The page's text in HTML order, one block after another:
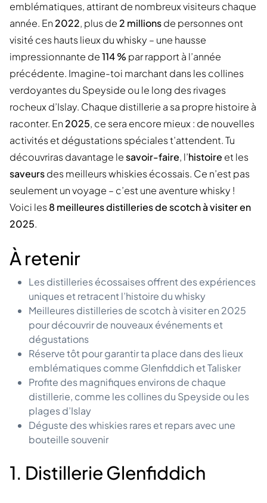
emblématiques, attirant de nombreux visiteurs chaque
année. En 2022, plus de 2 millionsde personnes ont
visité ces hauts lieux du whisky – une hausse
impressionnante de114 % par rapport à l’année
précédente. Imagine-toi marchant dans les collines
verdoyantes du Speyside ou le long des rivages
rocheux d’Islay. Chaque distillerie a sa propre histoire à
raconter. En 2025, ce sera encore mieux : de nouvelles
activités et dégustations spéciales t’attendent. Tu
découvriras davantage lesavoir-faire, l’histoire et les
saveursdes meilleurs whiskies écossais. Ce n’est pas
seulement un voyage – c’est une aventure whisky !
Voici les8 meilleures distilleries de scotch à visiter en
2025.
À retenir
Les distilleries écossaises offrent des expériences
uniques et retracent l’histoire du whisky
Meilleures distilleries de scotch à visiter en 2025
pour découvrir de nouveaux événements et
dégustations
Réserve tôt pour garantir ta place dans des lieux
emblématiques comme Glenfiddich et Talisker
Profite des magnifiques environs de chaque
distillerie, comme les collines du Speyside ou les
plages d’Islay
Déguste des whiskies rares et repars avec une
bouteille souvenir
1. Distillerie Glenfiddich